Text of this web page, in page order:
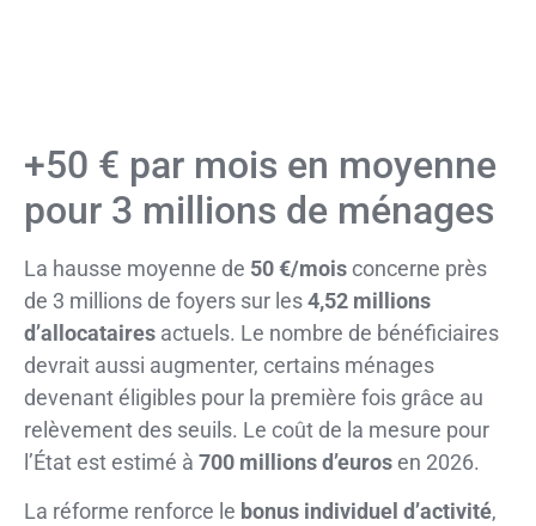
+50 € par mois en moyenne
pour 3 millions de ménages
La hausse moyenne de 50 €/moisconcerne près
de 3 millions de foyers sur les4,52 millions
d’allocataires actuels. Le nombre de bénéficiaires
devrait aussi augmenter, certains ménages
devenant éligibles pour la première fois grâce au
relèvement des seuils. Le coût de la mesure pour
l’État est estimé à 700 millions d’eurosen 2026.
La réforme renforce le bonus individuel d’activité,